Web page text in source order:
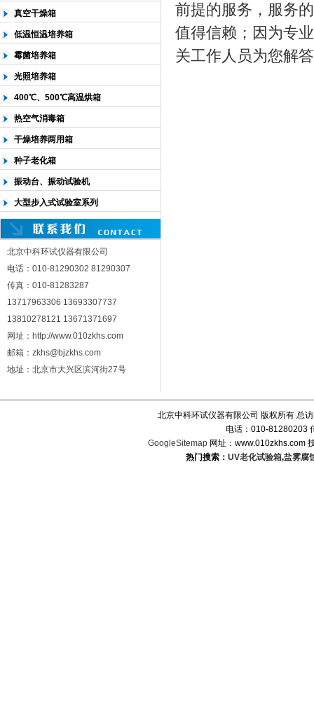
真空干燥箱
低温恒温培养箱
霉菌培养箱
光照培养箱
400℃、500℃高温烘箱
热空气消毒箱
干燥培养两用箱
种子老化箱
振动台、振动试验机
大型步入式试验室系列
北京中科环试仪器有限公司
电话：010-81290302 81290307
传真：010-81283287
13717963306 13693307737
13810278121 13671371697
网址：http://www.010zkhs.com
邮箱：zkhs@bjzkhs.com
地址：北京市大兴区滨河街27号
前提的服务，服务
值得信赖；因为专
关工作人员为您解
北京中科环试仪器有限公司 版权所有 总
电话：010-81280203
GoogleSitemap 网址：www.010zkhs.com
热门搜索： UV老化试验箱,盐雾腐